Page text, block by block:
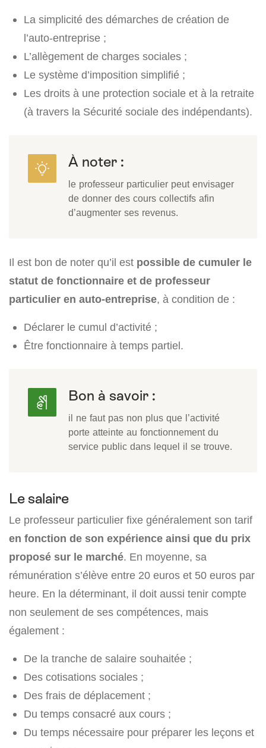
La simplicité des démarches de création de
l’auto-entreprise ;
L’allègement de charges sociales ;
Le système d’imposition simplifié ;
Les droits à une protection sociale et à la retraite
(à travers la Sécurité sociale des indépendants).
À noter :
le professeur particulier peut envisager
de donner des cours collectifs afin
d’augmenter ses revenus.
Il est bon de noter qu’il est possible de cumuler le
statut de fonctionnaire et de professeur
particulier en auto-entreprise, à condition de :
Déclarer le cumul d’activité ;
Être fonctionnaire à temps partiel.
Bon à savoir :
il ne faut pas non plus que l’activité
porte atteinte au fonctionnement du
service public dans lequel il se trouve.
Le salaire
Le professeur particulier fixe généralement son tarif
en fonction de son expérience ainsi que du prix
proposé sur le marché. En moyenne, sa
rémunération s’élève entre 20 euros et 50 euros par
heure. En la déterminant, il doit aussi tenir compte
non seulement de ses compétences, mais
également :
De la tranche de salaire souhaitée ;
Des cotisations sociales ;
Des frais de déplacement ;
Du temps consacré aux cours ;
Du temps nécessaire pour préparer les leçons et